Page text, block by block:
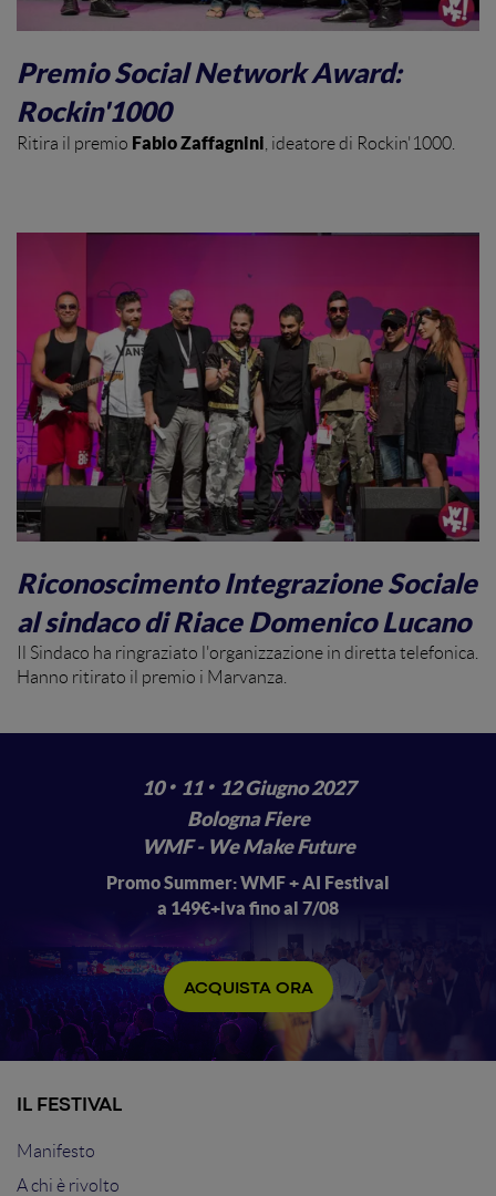
Premio Social Network Award:
Rockin'1000
Ritira il premio Fabio Zaffagnini , ideatore di Rockin'1000.
Riconoscimento Integrazione Sociale
al sindaco di Riace Domenico Lucano
Il Sindaco ha ringraziato l'organizzazione in diretta telefonica.
Hanno ritirato il premio i Marvanza.
10· 11 · 12 Giugno 2027
Bologna Fiere
WMF - We Make Future
Promo Summer: WMF + AI Festival
a 149€+iva fino al 7/08
ACQUISTA ORA
IL FESTIVAL
Manifesto
A chi è rivolto